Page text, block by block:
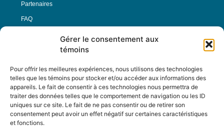
Gérer le consentement aux
témoins
Pour offrir les meilleures expériences, nous utilisons des technologies
telles que les témoins pour stocker et/ou accéder aux informations des
appareils. Le fait de consentir à ces technologies nous permettra de
traiter des données telles que le comportement de navigation ou les ID
uniques sur ce site. Le fait de ne pas consentir ou de retirer son
consentement peut avoir un effet négatif sur certaines caractéristiques
et fonctions.
Partenaires
FAQ
Nous Suivre